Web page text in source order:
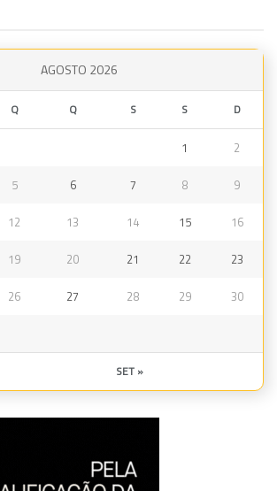
AGOSTO 2026
Q Q S S D
1 2
5 6 7 8 9
12 13 14 15 16
19 20 21 22 23
26 27 28 29 30
SET »